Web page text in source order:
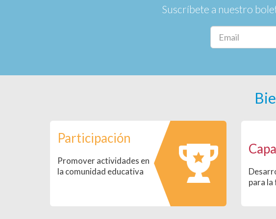
Suscríbete a nuestro
Participación
Promover actividades en
la comunidad educativa
para